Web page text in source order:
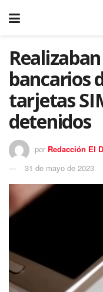
bancarios
tarjetas
detenidos
por Redacción El
31 de mayo de 2023